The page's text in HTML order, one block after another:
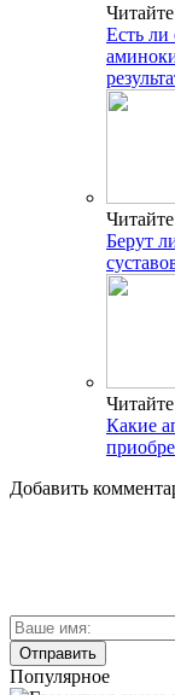
Есть ли
Берут
Какие
Добавить
Популярное
СВЯЗАТЬСЯ
Г. МОСКВА, М.
УЛ. КРЫЛАТСКАЯ
INFO@CG-SPORT.RU